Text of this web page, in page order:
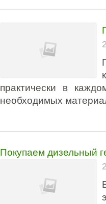
практически в
необходимых
Покупаем дизельный